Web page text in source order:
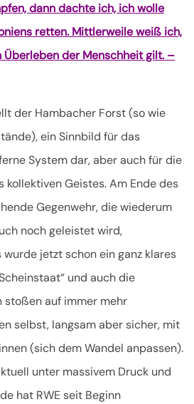
dann dachte ich, ich wolle
retten. Mittlerweile weiß ich,
Überleben der Menschheit gilt. –
der Hambacher Forst (so wie
ein Sinnbild für das
System dar, aber auch für die
Geistes. Am Ende des
Gegenwehr, die wiederum
noch geleistet wird,
jetzt schon ein ganz klares
und auch die
stoßen auf immer mehr
selbst, langsam aber sicher, mit
(sich dem Wandel anpassen).
unter massivem Druck und
hat RWE seit Beginn